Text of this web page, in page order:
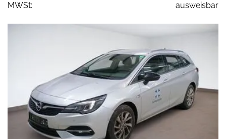
MWSt:
ausweisbar